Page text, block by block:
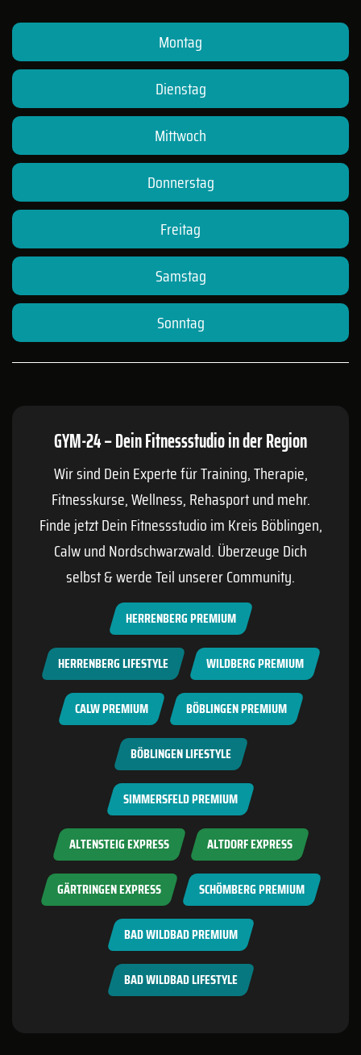
Montag
Dienstag
Mittwoch
Donnerstag
Freitag
Samstag
Sonntag
GYM-24 – Dein Fitnessstudio in der Region
Wir sind Dein Experte für Training, Therapie,
Fitnesskurse, Wellness, Rehasport und mehr.
Finde jetzt Dein Fitnessstudio im KreisBöblingen,
Calwund Nordschwarzwald. Überzeuge Dich
selbst & werde Teil unserer Community.
HERRENBERG PREMIUM
HERRENBERG LIFESTYLE WILDBERG PREMIUM
CALW PREMIUM BÖBLINGEN PREMIUM
BÖBLINGEN LIFESTYLE
SIMMERSFELD PREMIUM
ALTENSTEIG EXPRESS ALTDORF EXPRESS
GÄRTRINGEN EXPRESS SCHÖMBERG PREMIUM
BAD WILDBAD PREMIUM
BAD WILDBAD LIFESTYLE